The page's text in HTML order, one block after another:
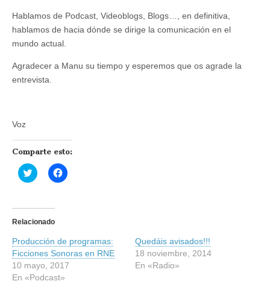
Hablamos de Podcast, Videoblogs, Blogs…, en definitiva,
hablamos de hacia dónde se dirige la comunicación en el
mundo actual.
Agradecer a Manu su tiempo y esperemos que os agrade la
entrevista.
Voz
Comparte esto:
H
a
i
c
p
r
a
c
o
m
p
H
a
r
a
c
o
p
Relacionado
Producción de programas:
Ficciones Sonoras en RNE
10 mayo, 2017
En «Podcast»
Quedáis avisados!!!
18 noviembre, 2014
En «Radio»